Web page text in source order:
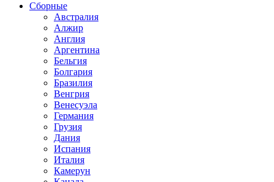
Сборные
Австралия
Алжир
Англия
Аргентина
Бельгия
Болгария
Бразилия
Венгрия
Венесуэла
Германия
Грузия
Дания
Испания
Италия
Камерун